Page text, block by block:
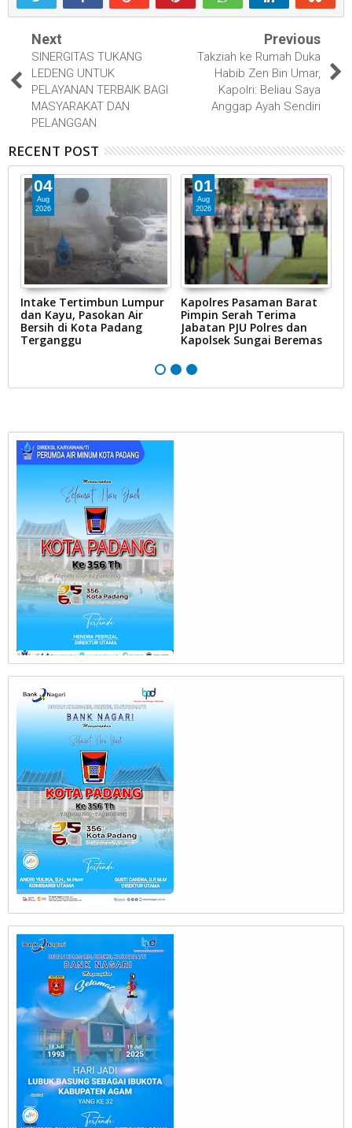
Next
SINERGITAS TUKANG
LEDENG UNTUK
PELAYANAN TERBAIK BAGI
MASYARAKAT DAN
PELANGGAN
Previous
Takziah ke Rumah Duka
Habib Zen Bin Umar,
Kapolri: Beliau Saya
Anggap Ayah Sendiri
RECENT POST
04
Aug
2026
Intake Tertimbun Lumpur
dan Kayu, Pasokan Air
Bersih di Kota Padang
Terganggu
01
Aug
2026
Kapolres Pasaman Barat
Pimpin Serah Terima
Jabatan PJU Polres dan
Kapolsek Sungai Beremas